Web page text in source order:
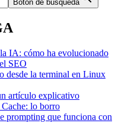
Botón de búsqueda
IA: cómo ha evolucionado
SEO
desde la terminal en Linux
artículo explicativo
lo borro
prompting que funciona con